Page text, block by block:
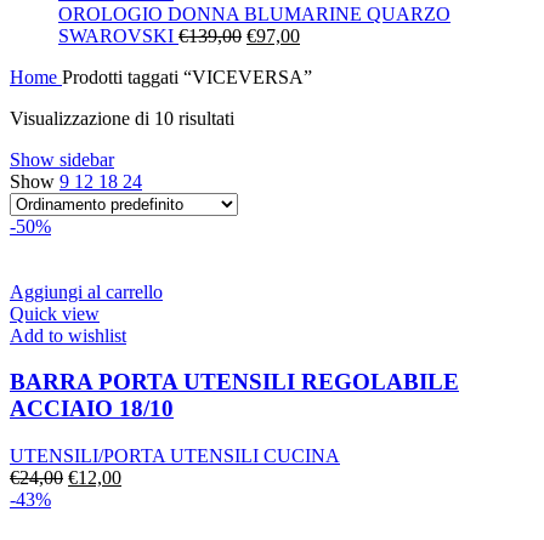
era:
€130,00.
è:
OROLOGIO DONNA BLUMARINE QUARZO
SWAROVSKI €139,00 Il
originale
€97,00Il
attuale
Home Prodotti taggati “VICEVERSA”
Visualizzazione di 10 risultati
Show sidebar
Show 9 12 18 24
-50%
Aggiungi al carrello
Quick view
Add to wishlist
BARRA PORTA UTENSILI REGOLABILE
ACCIAIO 18/10
UTENSILI/PORTA UTENSILI CUCINA
€24,00 Il
€12,00Il
-43%